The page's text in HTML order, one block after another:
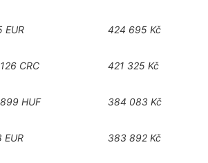
EUR 424 695 Kč
CRC 421 325 Kč
HUF 384 083 Kč
EUR 383 892 Kč